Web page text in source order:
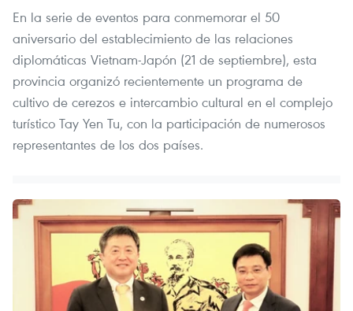
En la serie de eventos para conmemorar el 50
aniversario del establecimiento de las relaciones
diplomáticas Vietnam-Japón (21 de septiembre), esta
provincia organizó recientemente un programa de
cultivo de cerezos e intercambio cultural en el complejo
turístico Tay Yen Tu, con la participación de numerosos
representantes de los dos países.